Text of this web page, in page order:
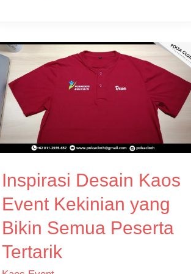
Inspirasi Desain Kaos
Event Kekinian yang
Bikin Semua Peserta
Tertarik
Inspirasi
Desain
Kaos
Event
Kekinian
Bikin
Peserta
Tertarik